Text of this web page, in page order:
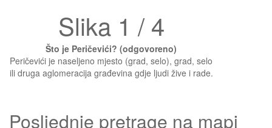
Slika 1 / 4
Što je Peričevići? (odgovoreno)
Peričevići je naseljeno mjesto (grad, selo), grad, selo
ili druga aglomeracija građevina gdje ljudi žive i rade.
Posljednje pretrage na mapi